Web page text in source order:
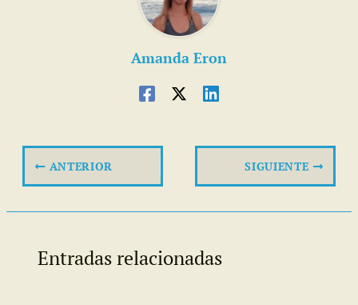
Amanda Eron
ANTERIOR SIGUIENTE
Entradas relacionadas